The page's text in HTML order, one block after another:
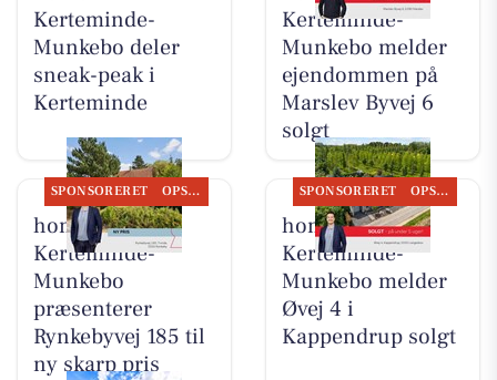
Kerteminde-
Munkebo deler
sneak-peak i
Kerteminde
Kerteminde-
Munkebo melder
ejendommen på
Marslev Byvej 6
solgt
SPONSORERET OPSLAGSTAVLEN
home
Kerteminde-
Munkebo
præsenterer
Rynkebyvej 185 til
ny skarp pris
SPONSORERET OPSLAGSTAVLEN
home
Kerteminde-
Munkebo melder
Øvej 4 i
Kappendrup solgt